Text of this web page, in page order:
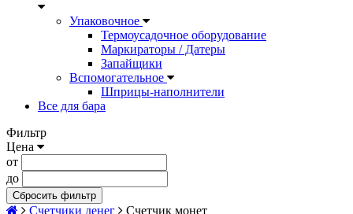
Упаковочное
Термоусадочное оборудование
Маркираторы / Датеры
Запайщики
Вспомогательное
Шприцы-наполнители
Все для бара
Фильтр
Цена
от
до
Сбросить фильтр
Счетчики денег Счетчик монет